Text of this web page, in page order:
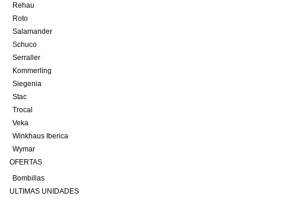
Rehau
Roto
Salamander
Schuco
Serraller
Kommerling
Siegenia
Stac
Trocal
Veka
Winkhaus Iberica
Wymar
OFERTAS
Bombillas
ULTIMAS UNIDADES